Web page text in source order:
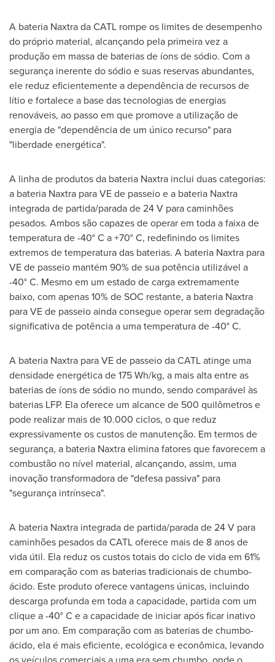
A bateria Naxtra da CATL rompe os limites de desempenho
do próprio material, alcançando pela primeira vez a
produção em massa de baterias de íons de sódio. Com a
segurança inerente do sódio e suas reservas abundantes,
ele reduz eficientemente a dependência de recursos de
lítio e fortalece a base das tecnologias de energias
renováveis, ao passo em que promove a utilização de
energia de "dependência de um único recurso" para
"liberdade energética".
A linha de produtos da bateria Naxtra inclui duas categorias:
a bateria Naxtra paraVE de passeio e a bateria Naxtra
integrada de partida/parada de 24 V para caminhões
pesados. Ambos são capazes de operar em toda a faixa de
temperatura de -40° C a +70° C, redefinindo os limites
extremos de temperatura das baterias. A bateria Naxtra para
VE de passeio mantém 90% de sua potência utilizável a
-40° C. Mesmo em um estado de carga extremamente
baixo, com apenas 10% de SOC restante, a bateria Naxtra
paraVE de passeio ainda consegue operar sem degradação
significativa de potência a uma temperatura de -40° C.
A bateria Naxtra paraVE de passeio da CATL atinge uma
densidade energética de 175 Wh/kg, a mais alta entre as
baterias de íons de sódio no mundo, sendo comparável às
baterias LFP. Ela oferece um alcance de 500 quilômetros e
pode realizar mais de 10.000 ciclos, o que reduz
expressivamente os custos de manutenção. Em termos de
segurança, a bateria Naxtra elimina fatores que favorecem a
combustão no nível material, alcançando, assim, uma
inovação transformadora de "defesa passiva" para
"segurança intrínseca".
A bateria Naxtra integrada de partida/parada de 24 V para
caminhões pesados da CATL oferece mais de 8 anos de
vida útil. Ela reduz os custos totais do ciclo de vida em 61%
em comparação com as baterias tradicionais de chumbo-
ácido. Este produto oferece vantagens únicas, incluindo
descarga profunda em toda a capacidade, partida com um
clique a -40° C e a capacidade de iniciar após ficar inativo
por um ano. Em comparação com as baterias de chumbo-
ácido, ela é mais eficiente, ecológica e econômica, levando